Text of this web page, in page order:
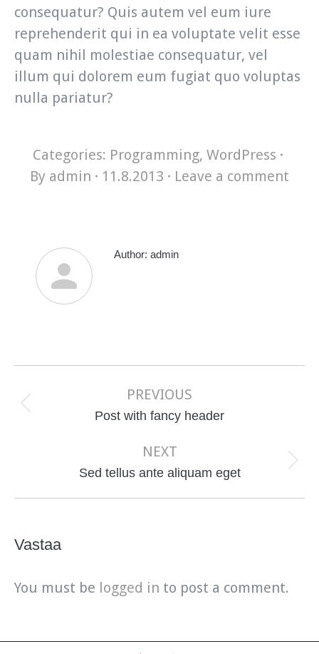
consequatur? Quis autem vel eum iure
reprehenderit qui in ea voluptate velit esse
quam nihil molestiae consequatur, vel
illum qui dolorem eum fugiat quo voluptas
nulla pariatur?
Categories: Programming, WordPress
By admin 11.8.2013 Leave a comment
Author: admin
navigation
PREVIOUS
Previous
Post with fancy header
NEXT
Next
Sed tellus ante aliquam eget
Vastaa
You must be logged in to post a comment.